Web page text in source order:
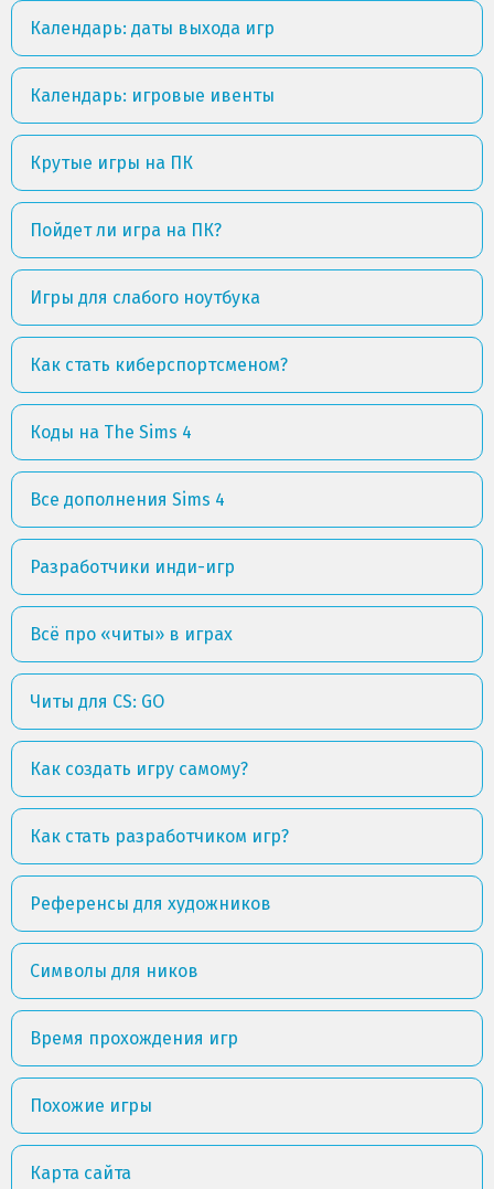
Календарь: даты выхода игр
Календарь: игровые ивенты
Крутые игры на ПК
Пойдет ли игра на ПК?
Игры для слабого ноутбука
Как стать киберспортсменом?
Коды на The Sims 4
Все дополнения Sims 4
Разработчики инди-игр
Всё про «читы» в играх
Читы для CS: GO
Как создать игру самому?
Как стать разработчиком игр?
Референсы для художников
Символы для ников
Время прохождения игр
Похожие игры
Карта сайта